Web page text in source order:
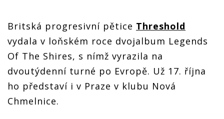
Britská progresivní pětice Threshold
vydala v loňském roce dvojalbum Legends
Of The Shires, s nímž vyrazila na
dvoutýdenní turné po Evropě. Už 17. října
ho představí i v Praze v klubu Nová
Chmelnice.